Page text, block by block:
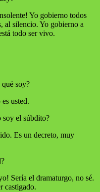
Yo gobierno todos
al silencio. Yo gobierno a
todo ser vivo.
soy?
usted.
soy el súbdito?
Es un decreto, muy
Sería el dramaturgo, no sé.
castigado.